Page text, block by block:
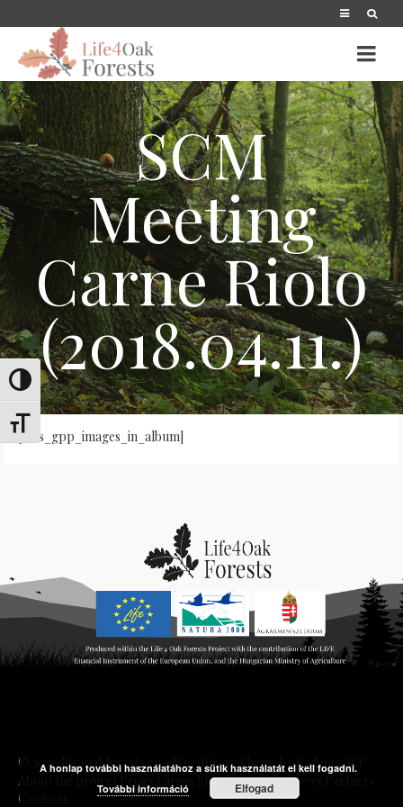
Umschalten auf hohe Kontraste
Schrift vergrößern
SCM
Meeting
Carne Riolo
(2018.04.11.)
[cws_gpp_images_in_album]
© 2026 life4oakforests.eu - WordPress Theme byKadence WP
About the project
Flagship speciesNews
Contacts
A honlap további használatához a sütik használatát el kell fogadni.
További információ
Elfogad